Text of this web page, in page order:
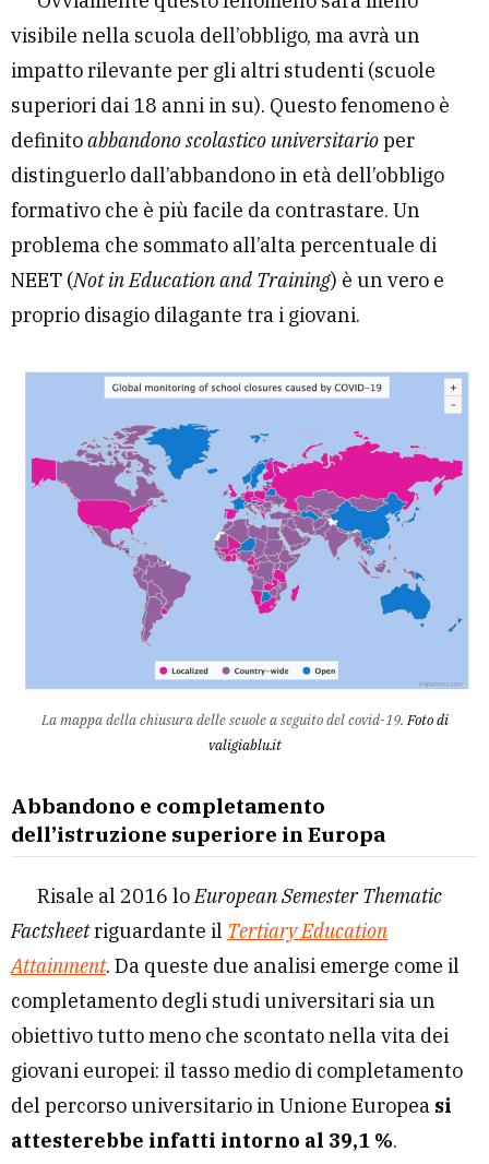
visibile nella scuola dell’obbligo, ma avrà un
impatto rilevante per gli altri studenti (scuole
superiori dai 18 anni in su). Questo fenomeno è
definitoabbandono scolastico universitarioper
distinguerlo dall’abbandono in età dell’obbligo
formativo che è più facile da contrastare. Un
problema che sommato all’alta percentuale di
NEET (Not in Education and Training) è un vero e
proprio disagio dilagante tra i giovani.
La mappa della chiusura delle scuole a seguito del covid-19.Foto di
valigiablu.it
Abbandono e completamento
dell’istruzione superiore in Europa
Risale al 2016 loEuropean Semester Thematic
Factsheetriguardante il Tertiary Education
Attainment. Da queste due analisi emerge come il
completamento degli studi universitari sia un
obiettivo tutto meno che scontato nella vita dei
giovani europei: il tasso medio di completamento
del percorso universitario in Unione Europea si
attesterebbe infatti intorno al 39,1 %.